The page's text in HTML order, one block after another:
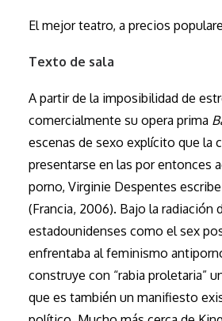
El mejor teatro, a precios
Texto de sala
A partir de la imposibilidad de
comercialmente su opera prima
escenas de sexo explícito que la
presentarse en las por entonces
porno, Virginie Despentes escribe
(Francia, 2006). Bajo la radiación
estadounidenses como el sex
enfrentaba al feminismo
construye con “rabia proletaria”
que es también un manifiesto